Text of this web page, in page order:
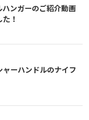
ハンガーのご紹介動画
！
ャーハンドルのナイフ